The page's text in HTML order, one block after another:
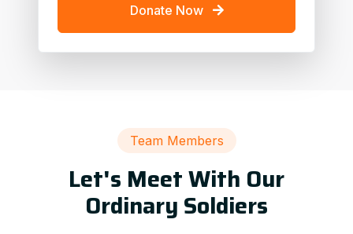
Donate Now
Team Members
Let's Meet With Our
Ordinary Soldiers